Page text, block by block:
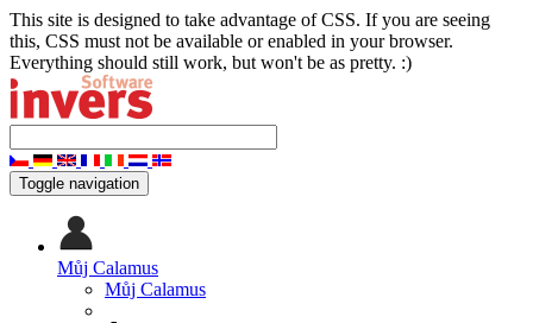
This site is designed to take advantage of CSS. If you are seeing
this, CSS must not be available or enabled in your browser.
Everything should still work, but won't be as pretty. :)
Toggle navigation
Můj Calamus
Můj Calamus